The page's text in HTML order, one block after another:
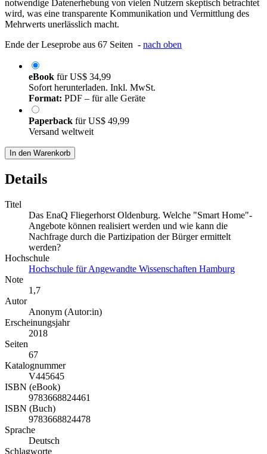
notwendige Datenerhebung von vielen Nutzern skeptisch betrachtet
wird, was eine transparente Kommunikation und Vermittlung des
Mehrwerts unerlässlich macht.
Ende der Leseprobe aus 67 Seiten - nach oben
eBook fürUS$ 34,99
Sofort herunterladen. Inkl. MwSt.
Format: PDF – für alle Geräte
Paperback fürUS$ 49,99
Versand weltweit
In den Warenkorb
Details
Titel
Das EnaQ Fliegerhorst Oldenburg. Welche "Smart Home"-
Angebote können realisiert werden und wie kann die
Nachfrage durch die Partizipation der Bürger ermittelt
werden?
Hochschule
Hochschule für Angewandte Wissenschaften Hamburg
Note
1,7
Autor
Anonym (Autor:in)
Erscheinungsjahr
2018
Seiten
67
Katalognummer
V445645
ISBN (eBook)
9783668824461
ISBN (Buch)
9783668824478
Sprache
Deutsch
Schlagworte